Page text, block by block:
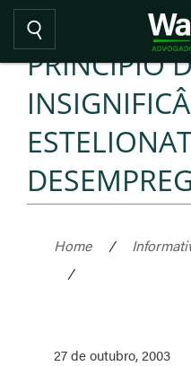
PRINCÍPIO
Home /
/
27 de outubro, 2003